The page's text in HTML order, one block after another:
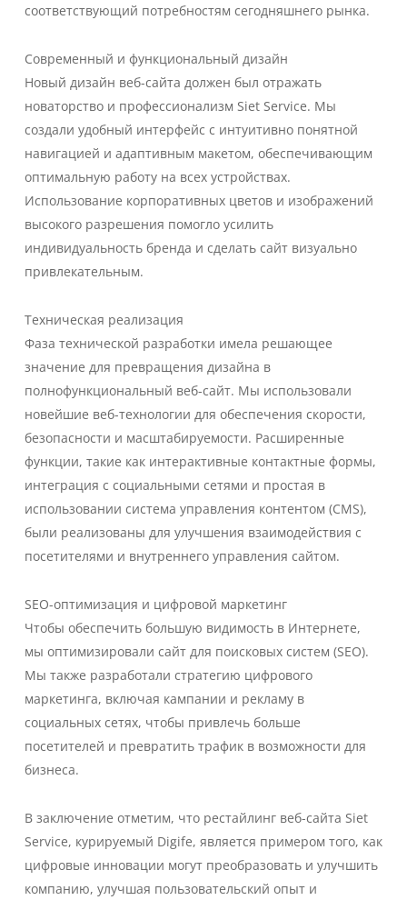
соответствующий потребностям сегодняшнего рынка.
Современный и функциональный дизайн
Новый дизайн веб-сайта должен был отражать
новаторство и профессионализм Siet Service. Мы
создали удобный интерфейс с интуитивно понятной
навигацией и адаптивным макетом, обеспечивающим
оптимальную работу на всех устройствах.
Использование корпоративных цветов и изображений
высокого разрешения помогло усилить
индивидуальность бренда и сделать сайт визуально
привлекательным.
Техническая реализация
Фаза технической разработки имела решающее
значение для превращения дизайна в
полнофункциональный веб-сайт. Мы использовали
новейшие веб-технологии для обеспечения скорости,
безопасности и масштабируемости. Расширенные
функции, такие как интерактивные контактные формы,
интеграция с социальными сетями и простая в
использовании система управления контентом (CMS),
были реализованы для улучшения взаимодействия с
посетителями и внутреннего управления сайтом.
SEO-оптимизация и цифровой маркетинг
Чтобы обеспечить большую видимость в Интернете,
мы оптимизировали сайт для поисковых систем (SEO).
Мы также разработали стратегию цифрового
маркетинга, включая кампании и рекламу в
социальных сетях, чтобы привлечь больше
посетителей и превратить трафик в возможности для
бизнеса.
В заключение отметим, что рестайлинг веб-сайта Siet
Service, курируемый Digife, является примером того, как
цифровые инновации могут преобразовать и улучшить
компанию, улучшая пользовательский опыт и